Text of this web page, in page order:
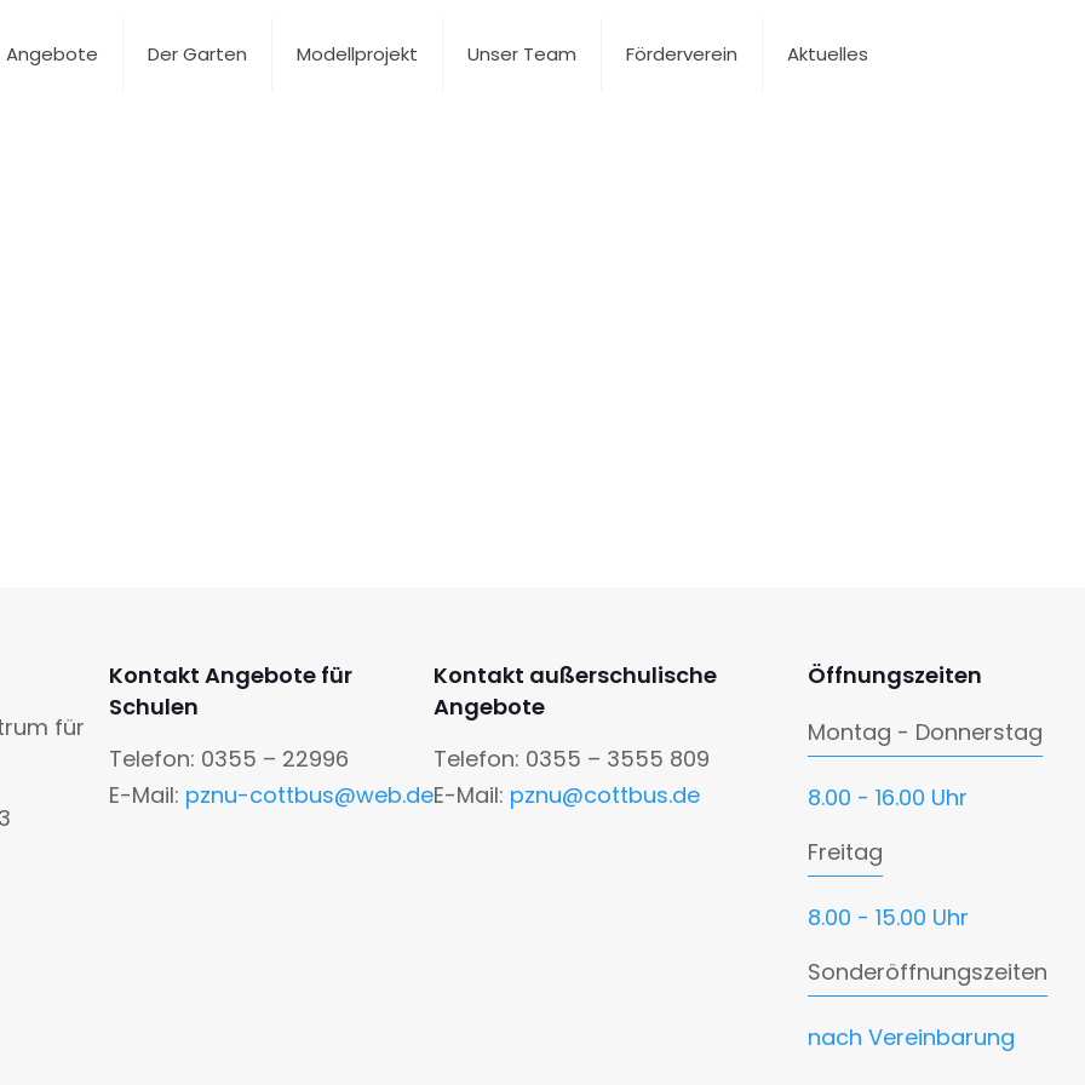
Angebote Der Garten Modellprojekt Unser Team Förderverein Aktuelles
für
Kontakt Angebote für
Schulen
Telefon: 0355 – 22996
E-Mail: pznu-cottbus@web.de
Kontakt außerschulische
Angebote
Telefon: 0355 – 3555 809
E-Mail: pznu@cottbus.de
Öffnungszeiten
Montag - Donnerstag
8.00 - 16.00 Uhr
Freitag
8.00 - 15.00 Uhr
Sonderöffnungszeiten
nach Vereinbarung